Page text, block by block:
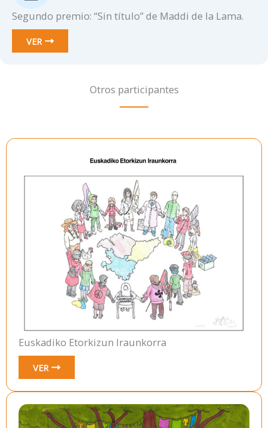
Segundo premio: “Sin título” de Maddi de la Lama.
VER
Otros participantes
Euskadiko Etorkizun Iraunkorra
VER